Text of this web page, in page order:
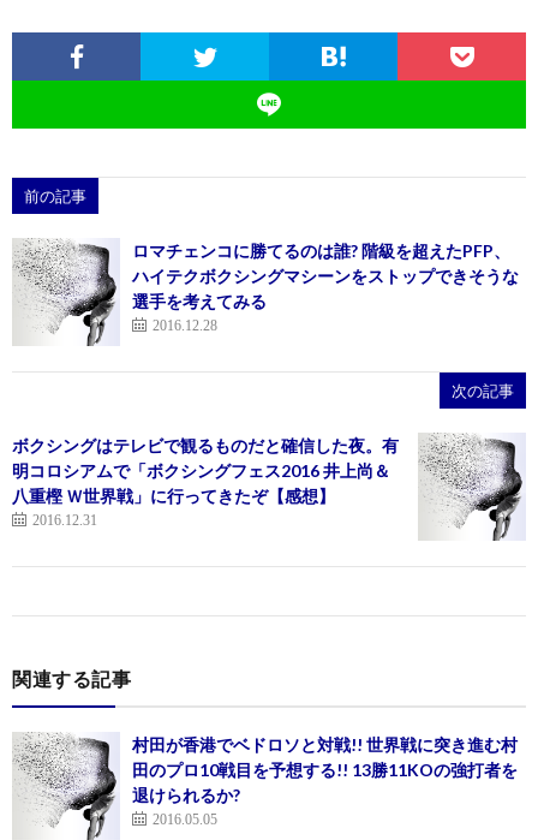
前の記事
ロマチェンコに勝てるのは誰? 階級を超えたPFP、
ハイテクボクシングマシーンをストップできそうな
選手を考えてみる
2016.12.28
次の記事
ボクシングはテレビで観るものだと確信した夜。有
明コロシアムで「ボクシングフェス2016 井上尚＆
八重樫 Ｗ世界戦」に行ってきたぞ【感想】
2016.12.31
関連する記事
村田が香港でベドロソと対戦!! 世界戦に突き進む村
田のプロ10戦目を予想する!! 13勝11KOの強打者を
退けられるか?
2016.05.05